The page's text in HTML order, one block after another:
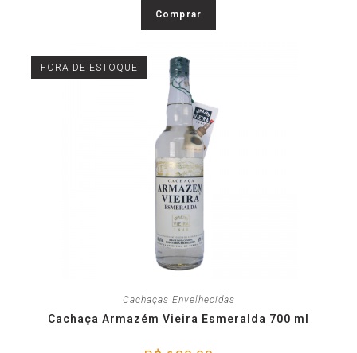
Comprar
FORA DE ESTOQUE
Cachaças Envelhecidas
Cachaça Armazém Vieira Esmeralda 700 ml